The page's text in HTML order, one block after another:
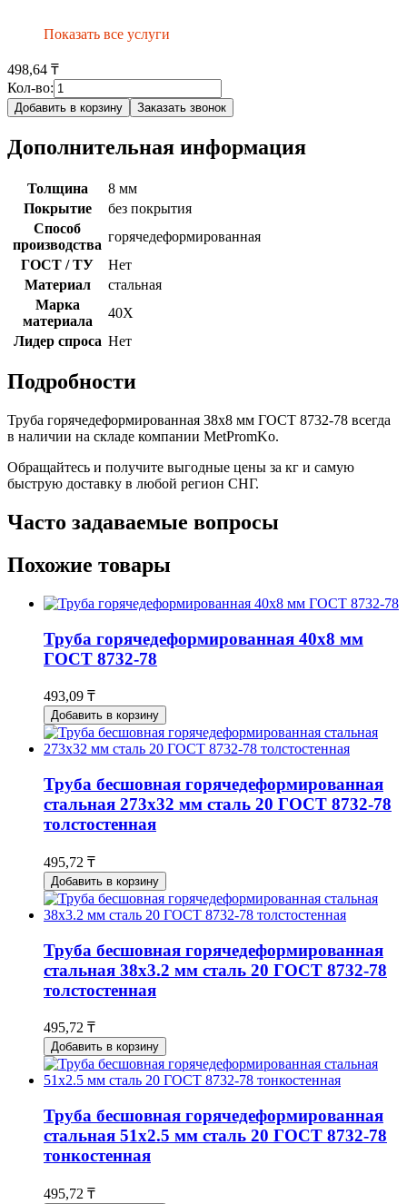
Показать все услуги
498,64 ₸
Кол-во:
Добавить в корзину Заказать звонок
Дополнительная информация
Толщина
8 мм
Покрытие
без покрытия
Способ
производства
горячедеформированная
ГОСТ / ТУ
Нет
Материал
стальная
Марка
материала
40Х
Лидер спроса Нет
Подробности
Труба горячедеформированная 38х8 мм ГОСТ 8732-78 всегда
в наличии на складе компании MetPromKo.
Обращайтесь и получите выгодные цены за кг и самую
быструю доставку в любой регион СНГ.
Часто задаваемые вопросы
Похожие товары
Труба горячедеформированная 40х8 мм
ГОСТ 8732-78
493,09 ₸
Добавить в корзину
Труба бесшовная горячедеформированная
стальная 273х32 мм сталь 20 ГОСТ 8732-78
толстостенная
495,72 ₸
Добавить в корзину
Труба бесшовная горячедеформированная
стальная 38х3.2 мм сталь 20 ГОСТ 8732-78
толстостенная
495,72 ₸
Добавить в корзину
Труба бесшовная горячедеформированная
стальная 51х2.5 мм сталь 20 ГОСТ 8732-78
тонкостенная
495,72 ₸